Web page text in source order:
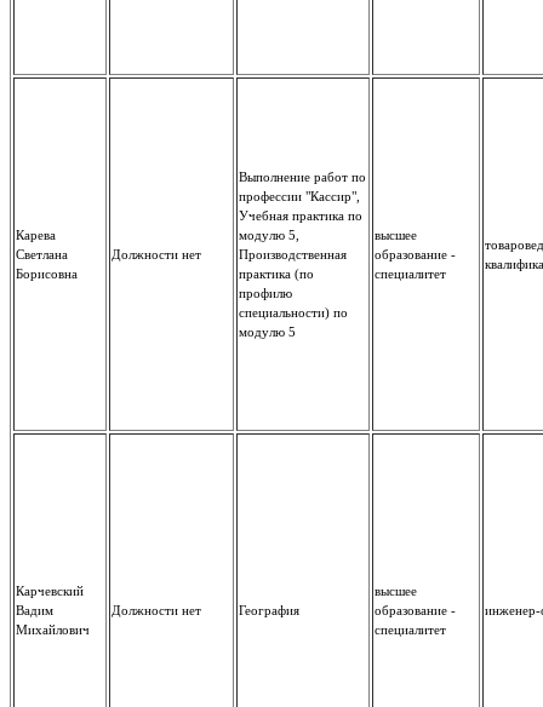
Карева
Светлана
Борисовна
Должности нет
Выполнение работ по
профессии "Кассир",
Учебная практика по
модулю 5,
Производственная
практика (по
профилю
специальности) по
модулю 5
высшее
образование -
специалитет
Карчевский
Вадим
Михайлович
Должности нет География
высшее
образование -
специалитет
инженер-